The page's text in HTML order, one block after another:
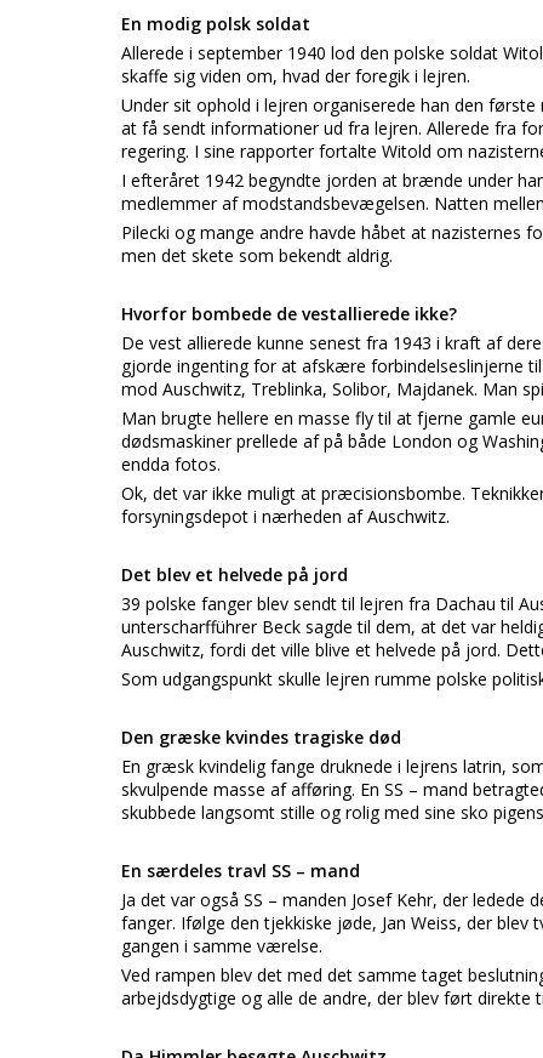
En modig polsk soldat
Allerede i september 1940 lod den polske soldat
skaffe sig viden om, hvad der foregik i lejren.
Under sit ophold i lejren organiserede han den
at få sendt informationer ud fra lejren. Allerede fra
regering. I sine rapporter fortalte Witold om
I efteråret 1942 begyndte jorden at brænde under
medlemmer af modstandsbevægelsen. Natten
Pilecki og mange andre havde håbet at nazisternes
men det skete som bekendt aldrig.
Hvorfor bombede de vestallierede ikke?
De vest allierede kunne senest fra 1943 i kraft af
gjorde ingenting for at afskære forbindelseslinjerne
mod Auschwitz, Treblinka, Solibor, Majdanek. Man
Man brugte hellere en masse fly til at fjerne gamle
dødsmaskiner prellede af på både London og
endda fotos.
Ok, det var ikke muligt at præcisionsbombe.
forsyningsdepot i nærheden af Auschwitz.
Det blev et helvede på jord
39 polske fanger blev sendt til lejren fra Dachau til
unterscharfführer Beck sagde til dem, at det var
Auschwitz, fordi det ville blive et helvede på jord.
Som udgangspunkt skulle lejren rumme polske
Den græske kvindes tragiske død
En græsk kvindelig fange druknede i lejrens latrin,
skvulpende masse af afføring. En SS – mand
skubbede langsomt stille og rolig med sine sko
En særdeles travl SS – mand
Ja det var også SS – manden Josef Kehr, der
fanger. Ifølge den tjekkiske jøde, Jan Weiss, der
gangen i samme værelse.
Ved rampen blev det med det samme taget
arbejdsdygtige og alle de andre, der blev ført direkte